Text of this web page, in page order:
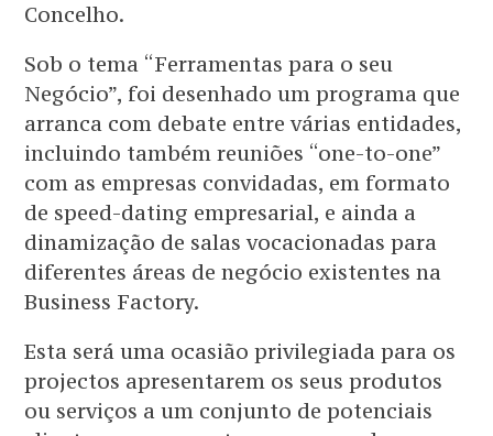
Concelho.
Sob o tema “Ferramentas para o seu
Negócio”, foi desenhado um programa que
arranca com debate entre várias entidades,
incluindo também reuniões “one-to-one”
com as empresas convidadas, em formato
de speed-dating empresarial, e ainda a
dinamização de salas vocacionadas para
diferentes áreas de negócio existentes na
Business Factory.
Esta será uma ocasião privilegiada para os
projectos apresentarem os seus produtos
ou serviços a um conjunto de potenciais